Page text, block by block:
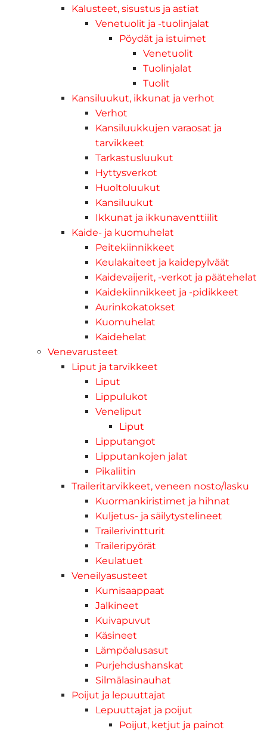
Kalusteet, sisustus ja astiat
Venetuolit ja -tuolinjalat
Pöydät ja istuimet
Venetuolit
Tuolinjalat
Tuolit
Kansiluukut, ikkunat ja verhot
Verhot
Kansiluukkujen varaosat ja
tarvikkeet
Tarkastusluukut
Hyttysverkot
Huoltoluukut
Kansiluukut
Ikkunat ja ikkunaventtiilit
Kaide- ja kuomuhelat
Peitekiinnikkeet
Keulakaiteet ja kaidepylväät
Kaidevaijerit, -verkot ja päätehelat
Kaidekiinnikkeet ja -pidikkeet
Aurinkokatokset
Kuomuhelat
Kaidehelat
Venevarusteet
Liput ja tarvikkeet
Liput
Lippulukot
Veneliput
Liput
Lipputangot
Lipputankojen jalat
Pikaliitin
Traileritarvikkeet, veneen nosto/lasku
Kuormankiristimet ja hihnat
Kuljetus- ja säilytystelineet
Trailerivintturit
Traileripyörät
Keulatuet
Veneilyasusteet
Kumisaappaat
Jalkineet
Kuivapuvut
Käsineet
Lämpöalusasut
Purjehdushanskat
Silmälasinauhat
Poijut ja lepuuttajat
Lepuuttajat ja poijut
Poijut, ketjut ja painot